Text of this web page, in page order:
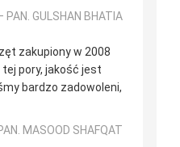
GULSHAN BHATIA
zakupiony w 2008
tej pory, jakość jest
bardzo zadowoleni,
MASOOD SHAFQAT